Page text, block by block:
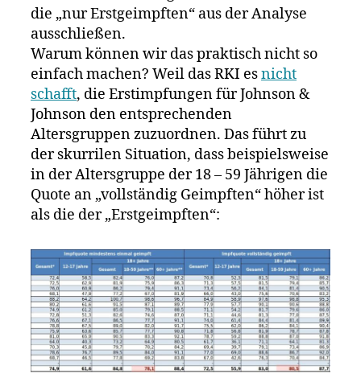
die „nur Erstgeimpften“ aus der Analyse
ausschließen.
Warum können wir das praktisch nicht so
einfach machen? Weil das RKI esnicht
schafft, die Erstimpfungen für Johnson &
Johnson den entsprechenden
Altersgruppen zuzuordnen. Das führt zu
der skurrilen Situation, dass beispielsweise
in der Altersgruppe der 18 – 59 Jährigen die
Quote an „vollständig Geimpften“ höher ist
als die der „Erstgeimpften“: